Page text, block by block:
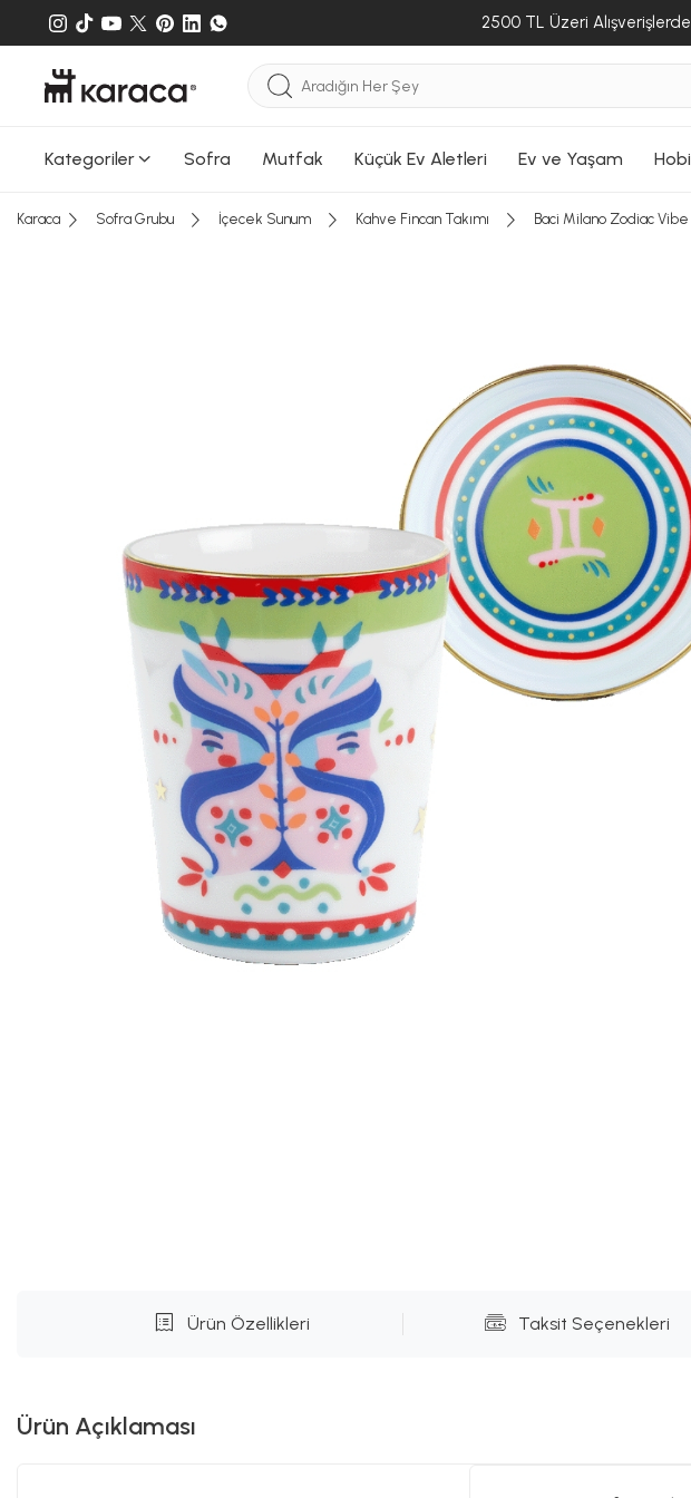
2500 TL Üzeri
Kategoriler Sofra Mutfak Küçük Ev Aletleri Ev ve Yaşam
Karaca Sofra Grubu İçecek Sunum Kahve Fincan Takımı Baci Milano Zodiac
Ürün Özellikleri Taksit Seçenekleri
Ürün Açıklaması